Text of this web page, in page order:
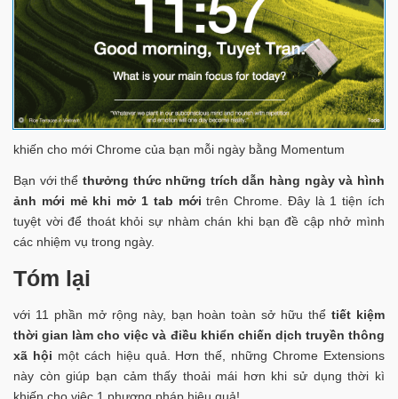
khiến cho mới Chrome của bạn mỗi ngày bằng Momentum
Bạn với thể thưởng thức những trích dẫn hàng ngày và hình
ảnh mới mẻ khi mở 1 tab mới trên Chrome. Đây là 1 tiện ích
tuyệt vời để thoát khỏi sự nhàm chán khi bạn đề cập nhở mình
các nhiệm vụ trong ngày.
Tóm lại
với 11 phần mở rộng này, bạn hoàn toàn sở hữu thểtiết kiệm
thời gian làm cho việc và điều khiển chiến dịch truyền thông
xã hội một cách hiệu quả. Hơn thế, những Chrome Extensions
này còn giúp bạn cảm thấy thoải mái hơn khi sử dụng thời kì